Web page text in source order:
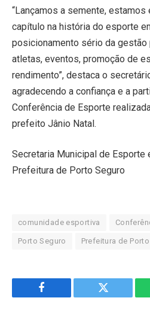
“Lançamos a semente,
capítulo na história do esporte
posicionamento sério da gestão
atletas, eventos, promoção de
rendimento”, destaca o
agradecendo a confiança e a
Conferência de Esporte
prefeito Jânio Natal.
Secretaria Municipal de Esporte
Prefeitura de Porto Seguro
comunidade esportiva
Porto Seguro Prefeitura de
Facebook Twitter